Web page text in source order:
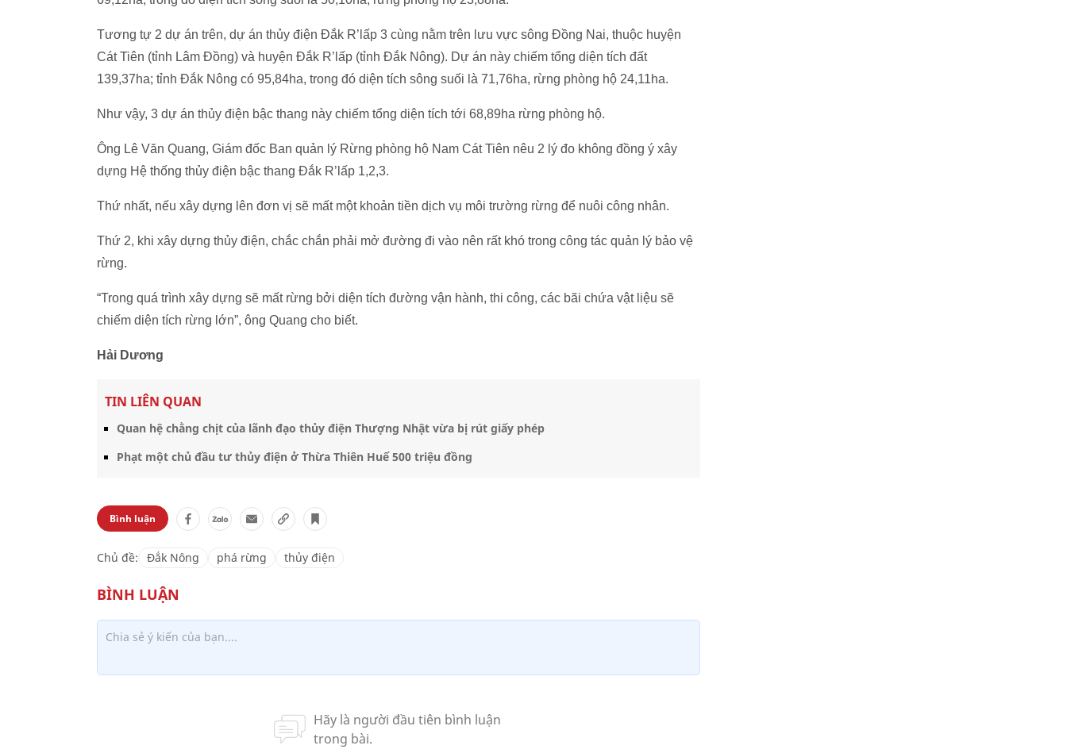
Tương tự 2 dự án trên, dự án thủy điện Đắk R’lấp 3 cùng nằm trên lưu vực sông Đồng Nai, thuộc huyện
Cát Tiên (tỉnh Lâm Đồng) và huyện Đắk R’lấp (tỉnh Đắk Nông). Dự án này chiếm tổng diện tích đất
139,37ha; tỉnh Đắk Nông có 95,84ha, trong đó diện tích sông suối là 71,76ha, rừng phòng hộ 24,11ha.
Như vậy, 3 dự án thủy điện bậc thang này chiếm tổng diện tích tới 68,89ha rừng phòng hộ.
Ông Lê Văn Quang, Giám đốc Ban quản lý Rừng phòng hộ Nam Cát Tiên nêu 2 lý đo không đồng ý xây
dựng Hệ thống thủy điện bậc thang Đắk R’lấp 1,2,3.
Thứ nhất, nếu xây dựng lên đơn vị sẽ mất một khoản tiền dịch vụ môi trường rừng để nuôi công nhân.
Thứ 2, khi xây dựng thủy điện, chắc chắn phải mở đường đi vào nên rất khó trong công tác quản lý bảo vệ
rừng.
“Trong quá trình xây dựng sẽ mất rừng bởi diện tích đường vận hành, thi công, các bãi chứa vật liệu sẽ
chiếm diện tích rừng lớn”, ông Quang cho biết.
Hải Dương
TIN LIÊN QUAN
Quan hệ chằng chịt của lãnh đạo thủy điện Thượng Nhật vừa bị rút giấy phép
Phạt một chủ đầu tư thủy điện ở Thừa Thiên Huế 500 triệu đồng
Bình luận
Chủ đề: Đắk Nông phá rừng thủy điện